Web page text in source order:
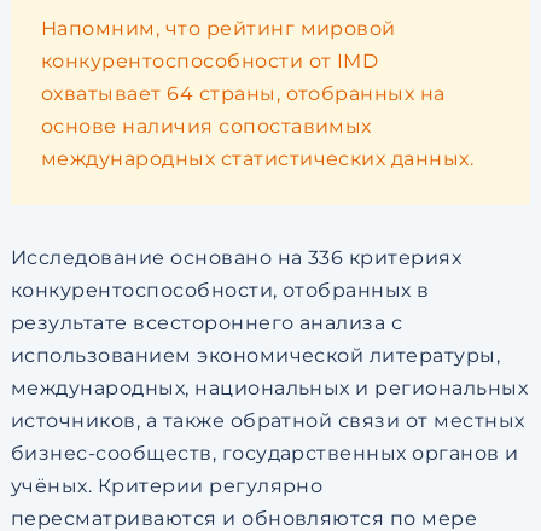
Напомним, что рейтинг мировой
конкурентоспособности от IMD
охватывает 64 страны, отобранных на
основе наличия сопоставимых
международных статистических данных.
Исследование основано на 336 критериях
конкурентоспособности, отобранных в
результате всестороннего анализа с
использованием экономической литературы,
международных, национальных и региональных
источников, а также обратной связи от местных
бизнес-сообществ, государственных органов и
учёных. Критерии регулярно
пересматриваются и обновляются по мере